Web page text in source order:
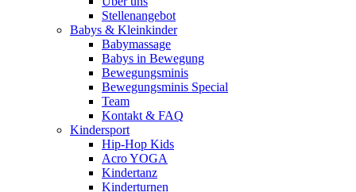
Stellenangebot
Babys & Kleinkinder
Babymassage
Babys in Bewegung
Bewegungsminis
Bewegungsminis Special
Team
Kontakt & FAQ
Kindersport
Hip-Hop Kids
Acro YOGA
Kindertanz
Kinderturnen